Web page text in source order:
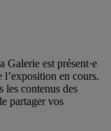
Galerie est présent·e
l’exposition en cours.
les contenus des
partager vos